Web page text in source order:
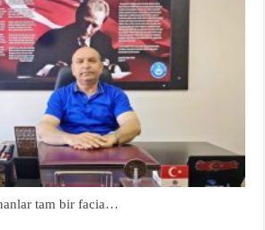
tam bir facia…